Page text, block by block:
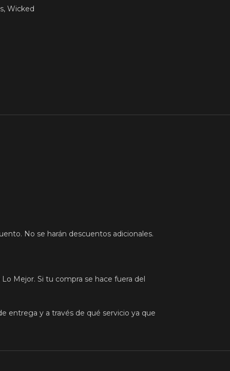
, Wicked
No se harán descuentos adicionales.
Mejor. Si tu compra se hace fuera del
entrega y a través de qué servicio ya que